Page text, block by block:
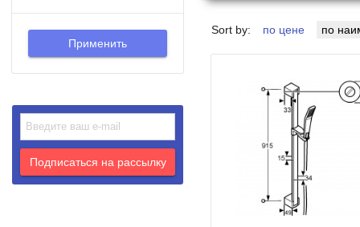
Sort by: по цене по